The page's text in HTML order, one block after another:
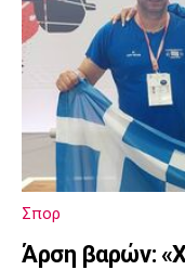
Σπορ
Άρση βαρών: